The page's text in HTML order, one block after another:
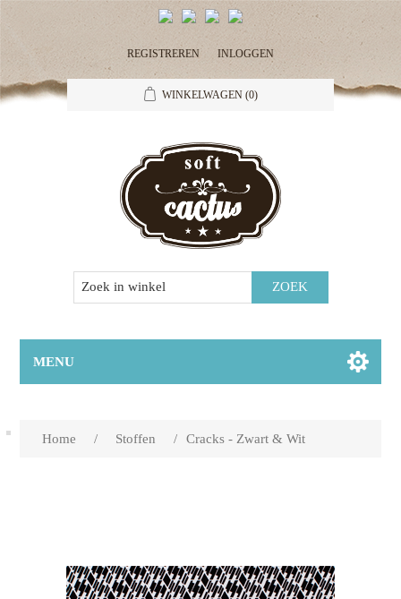
REGISTREREN INLOGGEN
WINKELWAGEN (0)
MENU
Home / Stoffen / Cracks - Zwart & Wit